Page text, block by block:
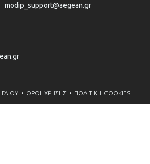
modip_support@aegean.gr
• ΟΡΟΙ ΧΡΗΣΗΣ • ΠΟΛΙΤΙΚΗ COOKIES